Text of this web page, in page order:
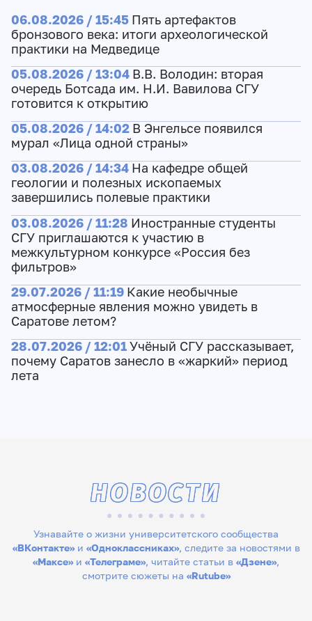
06.08.2026 / 15:45 Пять артефактов
бронзового века: итоги археологической
практики на Медведице
05.08.2026 / 13:04 В.В. Володин: вторая
очередь Ботсада им. Н.И. Вавилова СГУ
готовится к открытию
05.08.2026 / 14:02 В Энгельсе появился
мурал «Лица одной страны»
03.08.2026 / 14:34 На кафедре общей
геологии и полезных ископаемых
завершились полевые практики
03.08.2026 / 11:28 Иностранные студенты
СГУ приглашаются к участию в
межкультурном конкурсе «Россия без
фильтров»
29.07.2026 / 11:19 Какие необычные
атмосферные явления можно увидеть в
Саратове летом?
28.07.2026 / 12:01Учёный СГУ рассказывает,
почему Саратов занесло в «жаркий» период
лета
Узнавайте о жизни университетского сообщества
«ВКонтакте»и «Одноклассниках», следите за новостями в
«Максе» и «Телеграме», читайте статьи в «Дзене»,
смотрите сюжеты на «Rutube»
НОВОСТИ